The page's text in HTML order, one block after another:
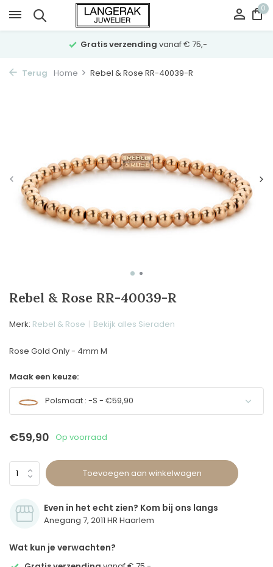
0
Gratis verzending vanaf € 75,-
Terug Home Rebel & Rose RR-40039-R
Rebel & Rose RR-40039-R
Merk: Rebel & Rose Bekijk alles Sieraden
Rose Gold Only - 4mm M
Maak een keuze:
Polsmaat : -S - €59,90
€59,90 Op voorraad
Toevoegen aan winkelwagen
Even in het echt zien? Kom bij ons langs
Anegang 7, 2011 HR Haarlem
Wat kun je verwachten?